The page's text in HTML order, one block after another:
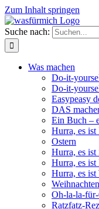
Zum Inhalt springen
Suche nach:
Was machen
Do-it-
Do-it-
Easypeasy
DAS
Ein Buch –
Hurra, es
Ostern
Hurra, es ist
Hurra, es ist
Hurra, es ist
Weihnachten
Oh-la-la-
Ratzfatz-